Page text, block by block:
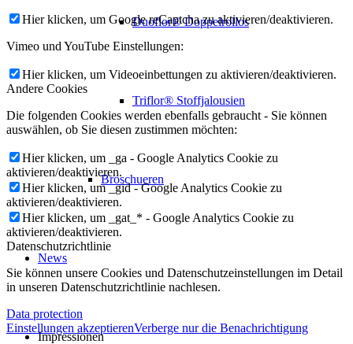
Duoflor® Doppelrollos
Triflor® Stoffjalousien
Broschueren
News
Impressionen
Hier klicken, um Google reCaptcha zu aktivieren/deaktivieren.
Vimeo und YouTube Einstellungen:
Hier klicken, um Videoeinbettungen zu aktivieren/deaktivieren.
Andere Cookies
Die folgenden Cookies werden ebenfalls gebraucht - Sie können
auswählen, ob Sie diesen zustimmen möchten:
Hier klicken, um _ga - Google Analytics Cookie zu
aktivieren/deaktivieren.
Hier klicken, um _gid - Google Analytics Cookie zu
aktivieren/deaktivieren.
Hier klicken, um _gat_* - Google Analytics Cookie zu
aktivieren/deaktivieren.
Datenschutzrichtlinie
Sie können unsere Cookies und Datenschutzeinstellungen im Detail
in unseren Datenschutzrichtlinie nachlesen.
Data protection
Einstellungen akzeptierenVerberge nur die Benachrichtigung